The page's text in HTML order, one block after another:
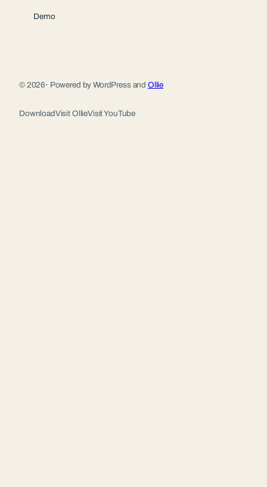
Demo
© 2026· Powered by WordPress and Ollie
DownloadVisit OllieVisit YouTube